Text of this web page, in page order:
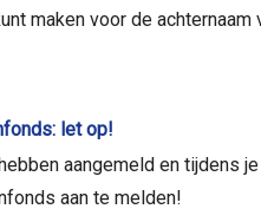
maken voor de achternaam
let op!
aangemeld en tijdens
aan te melden!